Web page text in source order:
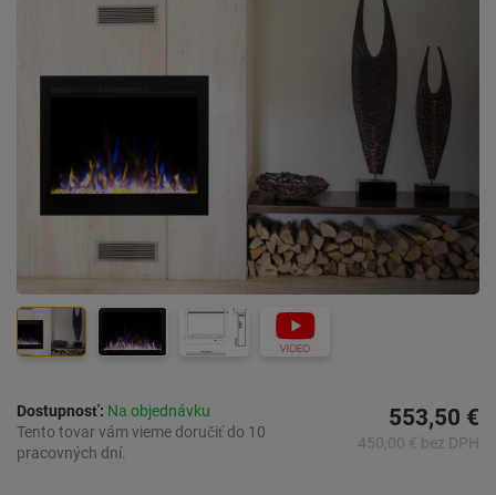
Dostupnosť: Na objednávku
Tento tovar vám vieme doručiť do 10
pracovných dní.
553,50 €
450,00 € bez DPH